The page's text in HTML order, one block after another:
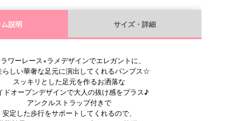
説明 サイズ・詳細
ワーレース×ラメデザインでエレガントに、
らしい華奢な足元に演出してくれるパンプス☆
スッキリとした足元を作るお洒落な
ドオープンデザインで大人の抜け感をプラス♪
アンクルストラップ付きで
安定した歩行をサポートしてくれるので、